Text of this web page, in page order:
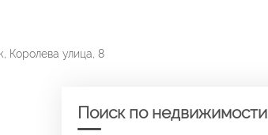
Королева улица, 8
Поиск по недвижимости